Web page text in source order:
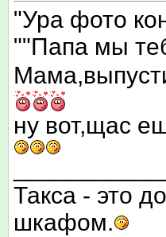
"Ура фото
""Папа мы
ну вот,щас
Такса - это
шкафом.